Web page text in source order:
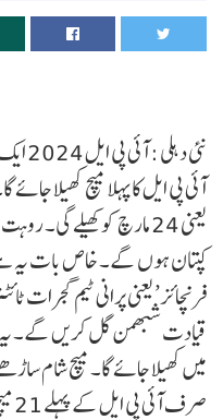
آئی پی ایل کا پہلا میچ کھیلا جائے
یعنی 24 مارچ کو کھیلے
کپتان ہوں گے۔ خاص بات یہ ہے
فرنچائز’ یعنی پرانی ٹیم
قیادت شبھمن گل کریں گے۔ یہ
میں کھیلا جائے گا۔ میچ شام